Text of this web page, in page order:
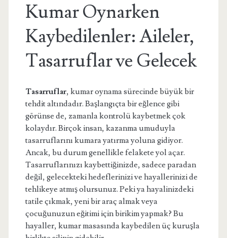
Kumar Oynarken
Kaybedilenler: Aileler,
Tasarruflar ve Gelecek
Tasarruflar, kumar oynama sürecinde büyük bir
tehdit altındadır. Başlangıçta bir eğlence gibi
görünse de, zamanla kontrolü kaybetmek çok
kolaydır. Birçok insan, kazanma umuduyla
tasarruflarını kumara yatırma yoluna gidiyor.
Ancak, bu durum genellikle felakete yol açar.
Tasarruflarınızı kaybettiğinizde, sadece paradan
değil, gelecekteki hedeflerinizi ve hayallerinizi de
tehlikeye atmış olursunuz. Peki ya hayalinizdeki
tatile çıkmak, yeni bir araç almak veya
çocuğunuzun eğitimi için birikim yapmak? Bu
hayaller, kumar masasında kaybedilen üç kuruşla